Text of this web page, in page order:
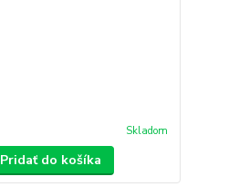
Skladom
Pridať do košíka